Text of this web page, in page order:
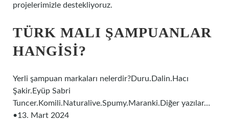
projelerimizle destekliyoruz.
TÜRK MALI ŞAMPUANLAR
HANGISI?
Yerli şampuan markaları nelerdir?Duru.Dalin.Hacı
Şakir.Eyüp Sabri
Tuncer.Komili.Naturalive.Spumy.Maranki.Diğer yazılar…
•13. Mart 2024